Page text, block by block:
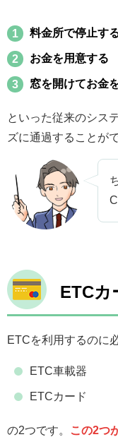
料金所で停止す
お金を用意する
窓を開けてお金
といった従来のシス
ズに通過することが
ETCカ
ETCを利用するのに
ETC車載器
ETCカード
の2つです。 この2つ